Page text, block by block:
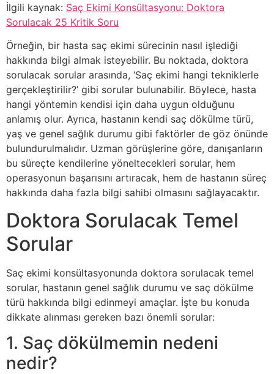
İlgili kaynak: Saç Ekimi Konsültasyonu: Doktora
Sorulacak 25 Kritik Soru
Örneğin, bir hasta saç ekimi sürecinin nasıl işlediği
hakkında bilgi almak isteyebilir. Bu noktada, doktora
sorulacak sorular arasında, ‘Saç ekimi hangi tekniklerle
gerçekleştirilir?’ gibi sorular bulunabilir. Böylece, hasta
hangi yöntemin kendisi için daha uygun olduğunu
anlamış olur. Ayrıca, hastanın kendi saç dökülme türü,
yaş ve genel sağlık durumu gibi faktörler de göz önünde
bulundurulmalıdır. Uzman görüşlerine göre, danışanların
bu süreçte kendilerine yöneltecekleri sorular, hem
operasyonun başarısını artıracak, hem de hastanın süreç
hakkında daha fazla bilgi sahibi olmasını sağlayacaktır.
Doktora Sorulacak Temel
Sorular
Saç ekimi konsültasyonunda doktora sorulacak temel
sorular, hastanın genel sağlık durumu ve saç dökülme
türü hakkında bilgi edinmeyi amaçlar. İşte bu konuda
dikkate alınması gereken bazı önemli sorular:
1. Saç dökülmemin nedeni
nedir?